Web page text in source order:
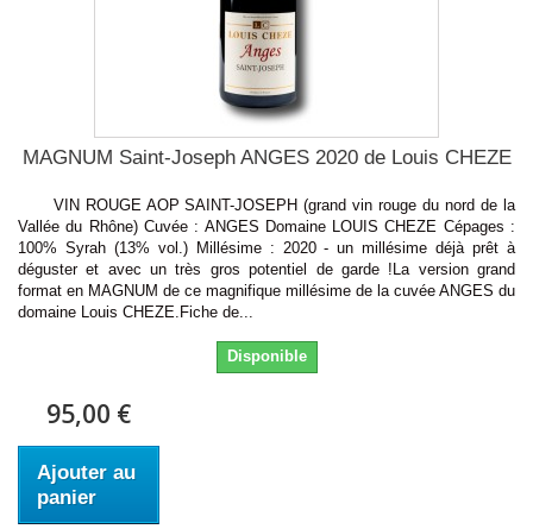
MAGNUM Saint-Joseph ANGES 2020 de Louis CHEZE
VIN ROUGE AOP SAINT-JOSEPH (grand vin rouge du nord de la
Vallée du Rhône) Cuvée : ANGES Domaine LOUIS CHEZE Cépages :
100% Syrah (13% vol.) Millésime : 2020 - un millésime déjà prêt à
déguster et avec un très gros potentiel de garde !La version grand
format en MAGNUM de ce magnifique millésime de la cuvée ANGES du
domaine Louis CHEZE.Fiche de...
Disponible
95,00 €
Ajouter au
panier